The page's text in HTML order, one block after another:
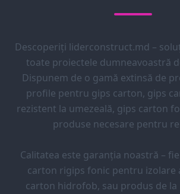
Descoperiți liderconstruct.md –
toate proiectele dumneavoastră
Dispunem de o gamă extinsă de
profile pentru gips carton, gips
rezistent la umezeală, gips carton
produse necesare pentru
Calitatea este garanția noastră –
carton rigips fonic pentru izolare
carton hidrofob, sau produs de